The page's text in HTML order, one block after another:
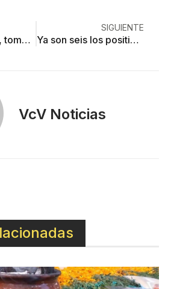
Por si las dudas, toman medidas empresarios por coronavirus
SIGUIENTE
Ya son seis los positivos de coronavirus en Edoméx
VcV Noticias